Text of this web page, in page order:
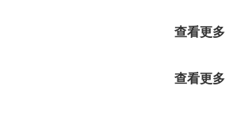
查看更多
查看更多